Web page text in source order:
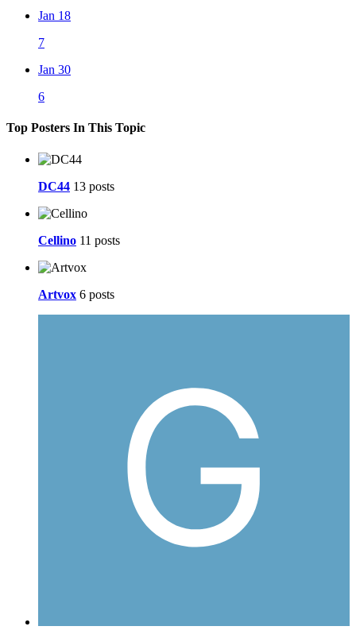
Jan 18
7
Jan 30
6
Top Posters In This Topic
DC44 13 posts
Cellino 11 posts
Artvox 6 posts